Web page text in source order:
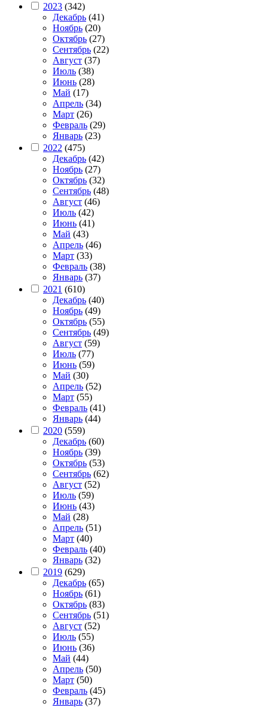
2023 (342)
Декабрь (41)
Ноябрь (20)
Октябрь (27)
Сентябрь (22)
Август (37)
Июль (38)
Июнь (28)
Май (17)
Апрель (34)
Март (26)
Февраль (29)
Январь (23)
2022 (475)
Декабрь (42)
Ноябрь (27)
Октябрь (32)
Сентябрь (48)
Август (46)
Июль (42)
Июнь (41)
Май (43)
Апрель (46)
Март (33)
Февраль (38)
Январь (37)
2021 (610)
Декабрь (40)
Ноябрь (49)
Октябрь (55)
Сентябрь (49)
Август (59)
Июль (77)
Июнь (59)
Май (30)
Апрель (52)
Март (55)
Февраль (41)
Январь (44)
2020 (559)
Декабрь (60)
Ноябрь (39)
Октябрь (53)
Сентябрь (62)
Август (52)
Июль (59)
Июнь (43)
Май (28)
Апрель (51)
Март (40)
Февраль (40)
Январь (32)
2019 (629)
Декабрь (65)
Ноябрь (61)
Октябрь (83)
Сентябрь (51)
Август (52)
Июль (55)
Июнь (36)
Май (44)
Апрель (50)
Март (50)
Февраль (45)
Январь (37)